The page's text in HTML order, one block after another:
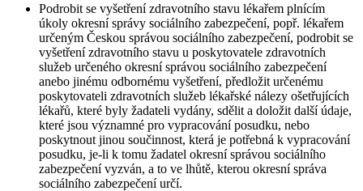
Podrobit se vyšetření zdravotního stavu lékařem plnícím
úkoly okresní správy sociálního zabezpečení, popř. lékařem
určeným Českou správou sociálního zabezpečení, podrobit se
vyšetření zdravotního stavu u poskytovatele zdravotních
služeb určeného okresní správou sociálního zabezpečení
anebo jinému odbornému vyšetření, předložit určenému
poskytovateli zdravotních služeb lékařské nálezy ošetřujících
lékařů, které byly žadateli vydány, sdělit a doložit další údaje,
které jsou významné pro vypracování posudku, nebo
poskytnout jinou součinnost, která je potřebná k vypracování
posudku, je-li k tomu žadatel okresní správou sociálního
zabezpečení vyzván, a to ve lhůtě, kterou okresní správa
sociálního zabezpečení určí.